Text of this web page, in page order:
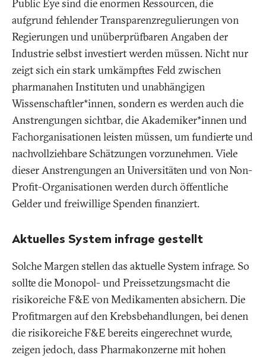
Public Eye sind die enormen Ressourcen, die
aufgrund fehlender Transparenzregulierungen von
Regierungen und unüberprüfbaren Angaben der
Industrie selbst investiert werden müssen. Nicht nur
zeigt sich ein stark umkämpftes Feld zwischen
pharmanahen Instituten und unabhängigen
Wissenschaftler*innen, sondern es werden auch die
Anstrengungen sichtbar, die Akademiker*innen und
Fachorganisationen leisten müssen, um fundierte und
nachvollziehbare Schätzungen vorzunehmen. Viele
dieser Anstrengungen an Universitäten und von Non-
Profit-Organisationen werden durch öffentliche
Gelder und freiwillige Spenden finanziert.
Aktuelles System infrage gestellt
Solche Margen stellen das aktuelle System infrage. So
sollte die Monopol- und Preissetzungsmacht die
risikoreiche F&E von Medikamenten absichern. Die
Profitmargen auf den Krebsbehandlungen, bei denen
die risikoreiche F&E bereits eingerechnet wurde,
zeigen jedoch, dass Pharmakonzerne mit hohen